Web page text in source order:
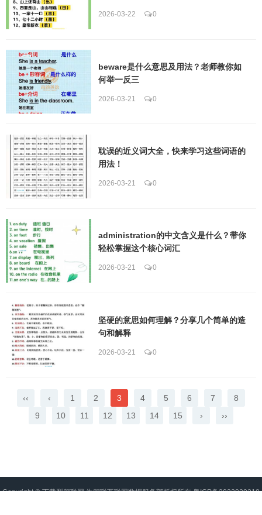
2026-03-22 0
beware是什么意思及用法？老师教你如
何举一反三
2026-03-21 0
耽误的近义词大全，快来学习这些词语的
用法！
2026-03-21 0
administration的中文含义是什么？带你
轻松掌握这个核心词汇
2026-03-21 0
坚硬的意思如何理解？分享几个简单的造
句和解释
2026-03-21 0
‹‹ ‹ 1 2 3 4 5 6 7
8
9
10 11 12 13 14 15 › ››
Copyright ©下载梨翱联网为翱联互联网数据服务部版权所有粤ICP备2022020218